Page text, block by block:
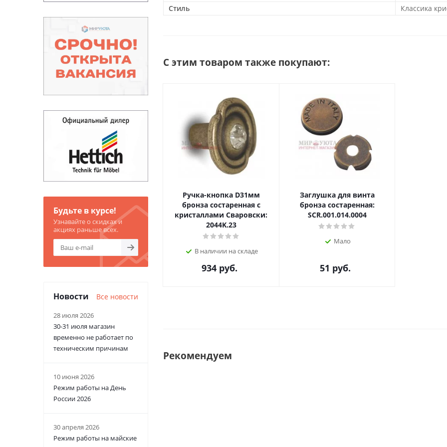
Стиль
Классика
С этим товаром также покупают:
Ручка-кнопка D31мм
бронза состаренная с
кристаллами Сваровски:
2044K.23
В наличии на складе
934руб.
Заглушка для винта
бронза состаренная:
SCR.001.014.0004
Мало
51 руб.
Рекомендуем
Будьте в курсе!
Узнавайте о скидках и
акциях раньше всех.
Новости Все новости
28 июля 2026
30-31 июля магазин
временно не работает по
техническим причинам
10 июня 2026
Режим работы на День
России 2026
30 апреля 2026
Режим работы на майские